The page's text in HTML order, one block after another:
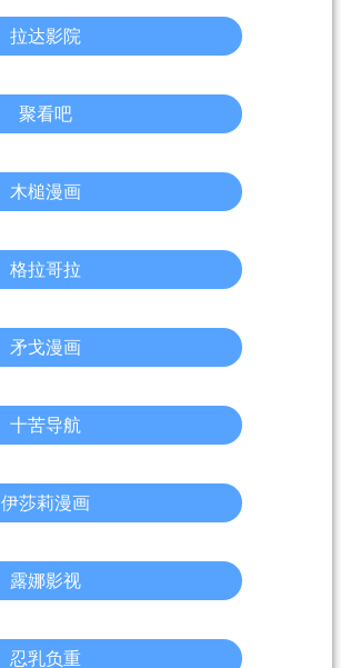
拉达影院
聚看吧
木槌漫画
格拉哥拉
矛戈漫画
十苦导航
伊莎莉漫画
露娜影视
忍乳负重